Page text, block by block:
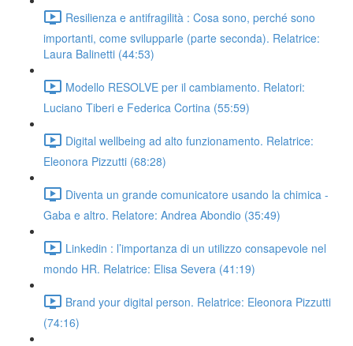
Resilienza e antifragilità : Cosa sono, perché sono
importanti, come svilupparle (parte seconda). Relatrice:
Laura Balinetti (44:53)
Modello RESOLVE per il cambiamento. Relatori:
Luciano Tiberi e Federica Cortina (55:59)
Digital wellbeing ad alto funzionamento. Relatrice:
Eleonora Pizzutti (68:28)
Diventa un grande comunicatore usando la chimica -
Gaba e altro. Relatore: Andrea Abondio (35:49)
Linkedin : l’importanza di un utilizzo consapevole nel
mondo HR. Relatrice: Elisa Severa (41:19)
Brand your digital person. Relatrice: Eleonora Pizzutti
(74:16)